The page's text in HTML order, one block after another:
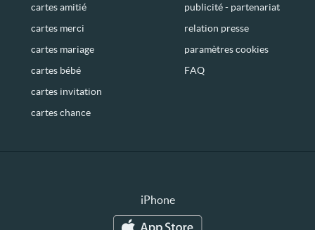
cartes amitié
cartes merci
cartes mariage
cartes bébé
cartes invitation
cartes chance
publicité - partenariat
relation presse
paramètres cookies
FAQ
iPhone